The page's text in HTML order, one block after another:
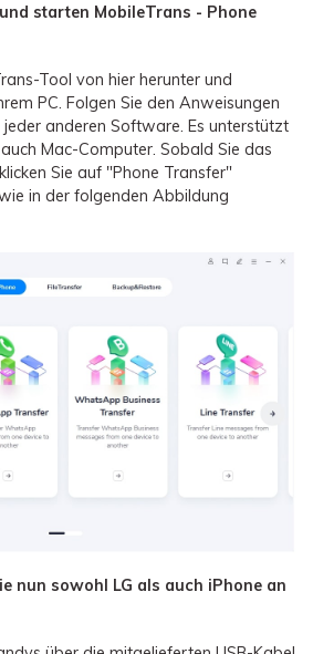
starten MobileTrans - Phone
Tool von hier herunter und
PC. Folgen Sie den Anweisungen
anderen Software. Es unterstützt
Mac-Computer. Sobald Sie das
Sie auf "Phone Transfer"
in der folgenden Abbildung
nun sowohl LG als auch iPhone an